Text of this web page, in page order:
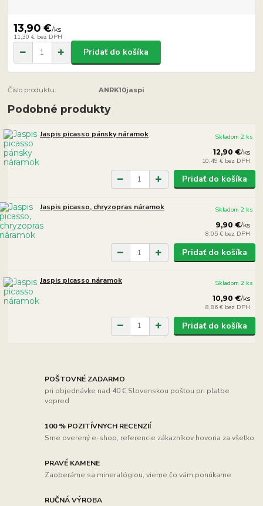
13,90 €/ks
11,30 € bez DPH
Pridať do košíka
Číslo produktu: ANRK10jaspi
Podobné produkty
Jaspis picasso pánsky náramok
12,90 €/ks
10,49 € bez DPH
Skladom 2 ks
Pridať do košíka
Jaspis picasso, chryzopras náramok
9,90 €/ks
8,05 € bez DPH
Skladom 2 ks
Pridať do košíka
Jaspis picasso náramok
10,90 €/ks
8,86 € bez DPH
Skladom 2 ks
Pridať do košíka
POŠTOVNÉ ZADARMO
pri objednávke nad 40 € Slovenskou poštou pri platbe
vopred
100 % POZITÍVNYCH RECENZIÍ
Sme overený e-shop, referencie zákazníkov hovoria za všetko
PRAVÉ KAMENE
Zaoberáme sa mineralógiou, vieme čo vám ponúkame
RUČNÁ VÝROBA